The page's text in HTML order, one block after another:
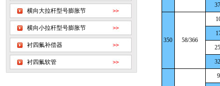
横向大拉杆型号膨胀节
横向小拉杆型号膨胀节
衬四氟补偿器
衬四氟软管
350 58/366